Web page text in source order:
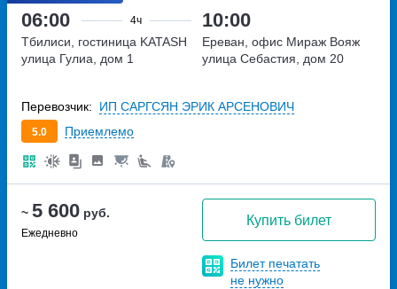
06:00 4ч 10:00
~ 5 600 руб.
Ежедневно
Купить билет
Билет печатать
не нужно
Тбилиси, гостиница KATASH
улица Гулиа, дом 1
Ереван, офис Мираж Вояж
улица Себастия, дом 20
5.0 Приемлемо
Перевозчик: ИП САРГСЯН ЭРИК АРСЕНОВИЧ